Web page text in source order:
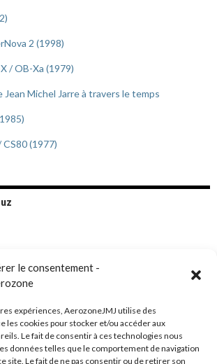
le consentement -
expériences, AerozoneJMJ utilise des
les cookies pour stocker et/ou accéder aux
Le fait de consentir à ces technologies nous
données telles que le comportement de navigation
site. Le fait de ne pas consentir ou de retirer son
2 (1998)
/ OB-Xa (1979)
Jean Michel Jarre à travers le temps
CS80 (1977)